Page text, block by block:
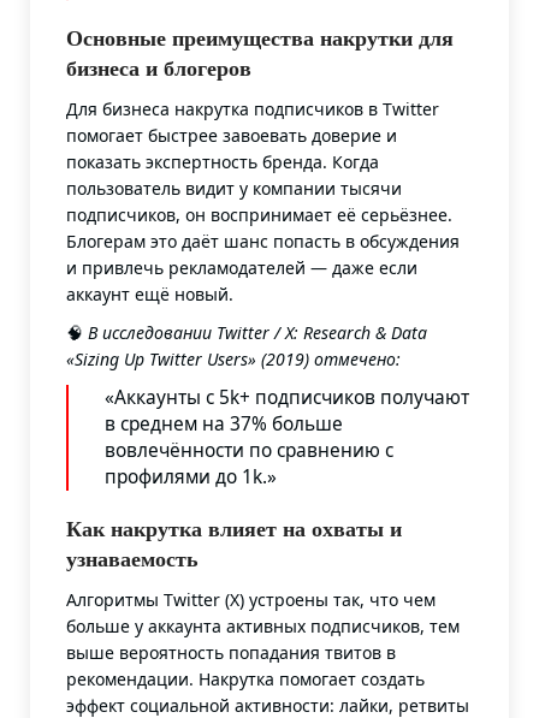
Основные преимущества накрутки для
бизнеса и блогеров
Для бизнеса накрутка подписчиков в Twitter
помогает быстрее завоевать доверие и
показать экспертность бренда. Когда
пользователь видит у компании тысячи
подписчиков, он воспринимает её серьёзнее.
Блогерам это даёт шанс попасть в обсуждения
и привлечь рекламодателей — даже если
аккаунт ещё новый.
🧠 В исследовании Twitter / X: Research & Data
«Sizing Up Twitter Users» (2019) отмечено:
«Аккаунты с 5k+ подписчиков получают
в среднем на 37% больше
вовлечённости по сравнению с
профилями до 1k.»
Как накрутка влияет на охваты и
узнаваемость
Алгоритмы Twitter (X) устроены так, что чем
больше у аккаунта активных подписчиков, тем
выше вероятность попадания твитов в
рекомендации. Накрутка помогает создать
эффект социальной активности: лайки, ретвиты